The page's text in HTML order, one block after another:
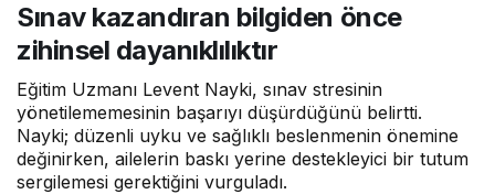
an
bilgiden
ıktır
Sınav kazandıran bilgiden önce
zihinsel dayanıklılıktır
Eğitim Uzmanı Levent Nayki, sınav stresinin
yönetilememesinin başarıyı düşürdüğünü belirtti.
Nayki; düzenli uyku ve sağlıklı beslenmenin önemine
değinirken, ailelerin baskı yerine destekleyici bir tutum
sergilemesi gerektiğini vurguladı.